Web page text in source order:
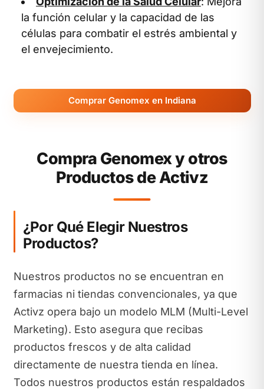
la función celular y la capacidad de las
células para combatir el estrés ambiental y
el envejecimiento.
Comprar Genomex en Indiana
Compra Genomex y otros
Productos de Activz
¿Por Qué Elegir Nuestros
Productos?
Nuestros productos no se encuentran en
farmacias ni tiendas convencionales, ya que
Activz opera bajo un modelo MLM (Multi-Level
Marketing). Esto asegura que recibas
productos frescos y de alta calidad
directamente de nuestra tienda en línea.
Todos nuestros productos están respaldados